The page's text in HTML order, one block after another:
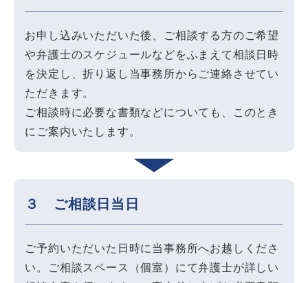
お申し込みいただいた後、ご相談する方のご希望
や弁護士のスケジュールなどをふまえて相談日時
を決定し、折り返し当事務所からご連絡させてい
ただきます。
ご相談時に必要な書類などについても、このとき
にご案内いたします。
３ ご相談日当日
ご予約いただいた日時に当事務所へお越しくださ
い。ご相談スペース（個室）にて弁護士が詳しい